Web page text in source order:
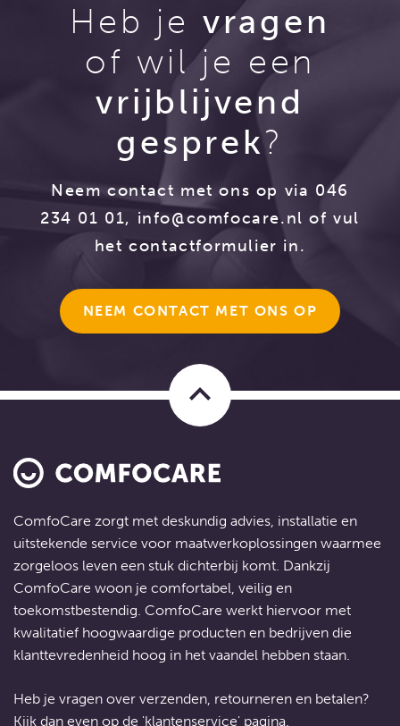
Heb je vragen
of wil je een
vrijblijvend
gesprek?
Neem contact met ons op via 046
234 01 01, info@comfocare.nl of vul
het contactformulier in.
NEEM CONTACT MET ONS OP
keyboard_arrow_up
ComfoCare zorgt met deskundig advies, installatie en
uitstekende service voor maatwerkoplossingen waarmee
zorgeloos leven een stuk dichterbij komt. Dankzij
ComfoCare woon je comfortabel, veilig en
toekomstbestendig. ComfoCare werkt hiervoor met
kwalitatief hoogwaardige producten en bedrijven die
klanttevredenheid hoog in het vaandel hebben staan.
Heb je vragen over verzenden, retourneren en betalen?
Kijk dan even op de 'klantenservice' pagina.